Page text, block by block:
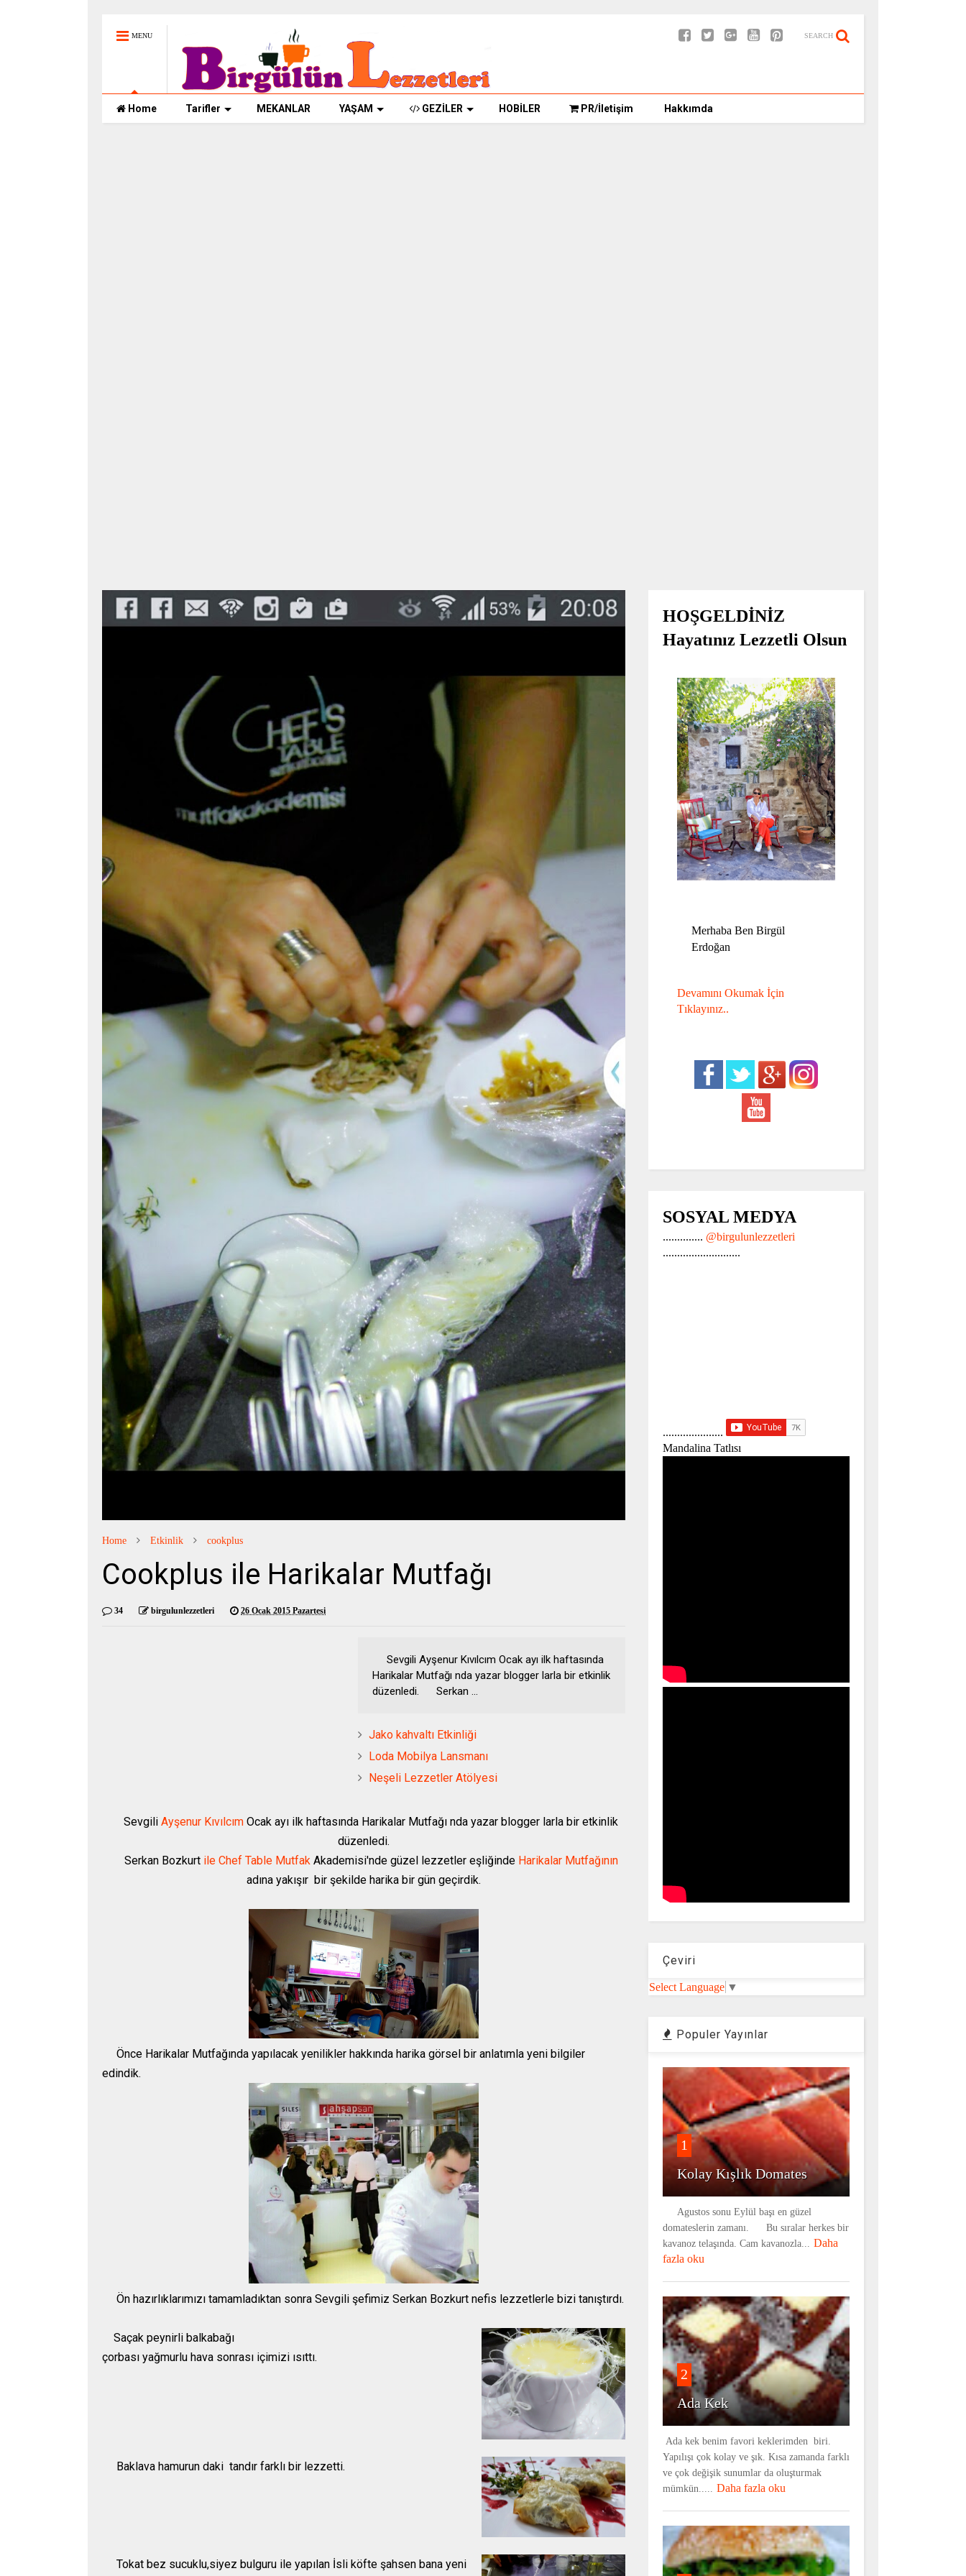
MENU SEARCH
Home Tarifler MEKANLAR YAŞAM GEZİLER HOBİLER PR/İletişim Hakkımda
Home Etkinlik cookplus
Cookplus ile Harikalar Mutfağı
34 birgulunlezzetleri 26 Ocak 2015 Pazartesi
Sevgili Ayşenur Kıvılcım Ocak ayı ilk haftasında
Harikalar Mutfağı nda yazar blogger larla bir etkinlik
düzenledi. Serkan ...
Jako kahvaltı Etkinliği
Loda Mobilya Lansmanı
Neşeli Lezzetler Atölyesi
Sevgili Ayşenur Kıvılcım Ocak ayı ilk haftasında Harikalar Mutfağı nda yazar blogger larla bir etkinlik
düzenledi.
Serkan Bozkurtile Chef Table MutfakAkademisi'nde güzel lezzetler eşliğinde Harikalar Mutfağının
adına yakışır bir şekilde harika bir gün geçirdik.
Önce Harikalar Mutfağında yapılacak yenilikler hakkında harika görsel bir anlatımla yeni bilgiler
edindik.
Ön hazırlıklarımızı tamamladıktan sonra Sevgili şefimiz Serkan Bozkurt nefis lezzetlerle bizi tanıştırdı.
Saçak peynirli balkabağı
çorbası yağmurlu hava sonrası içimizi ısıttı.
Baklava hamurun daki tandır farklı bir lezzetti.
Tokat bez sucuklu,siyez bulguru ile yapılan İsli köfte şahsen bana yeni
HOŞGELDİNİZ
Hayatınız Lezzetli Olsun
Merhaba Ben Birgül
Erdoğan
Devamını Okumak İçin
Tıklayınız..
SOSYAL MEDYA
.............. @birgulunlezzetleri
...........................
.....................
Mandalina Tatlısı
Çeviri
Select Language ▼
Populer Yayınlar
1
Kolay Kışlık Domates
Agustos sonu Eylül başı en güzel
domateslerin zamanı. Bu sıralar herkes bir
kavanoz telaşında. Cam kavanozla... Daha
fazla oku
2
Ada Kek
Ada kek benim favori keklerimden biri.
Yapılışı çok kolay ve şık. Kısa zamanda farklı
ve çok değişik sunumlar da oluşturmak
mümkün..... Daha fazla oku